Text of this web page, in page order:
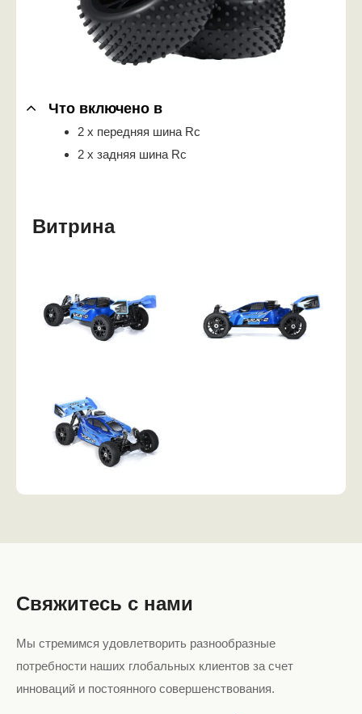
Что включено в
2 x передняя шина Rc
2 x задняя шина Rc
Витрина
Свяжитесь с нами
Мы стремимся удовлетворить разнообразные
потребности наших глобальных клиентов за счет
инноваций и постоянного совершенствования.